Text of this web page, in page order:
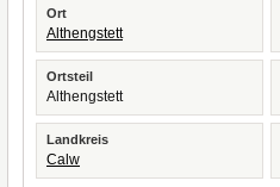
Ort
Althengstett
Ortsteil
Althengstett
Landkreis
Calw